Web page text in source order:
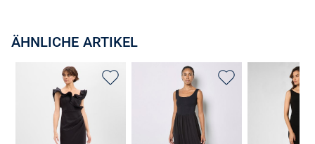
ÄHNLICHE ARTIKEL